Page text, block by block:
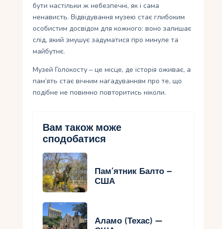
бути настільки ж небезпечні, як і сама
ненависть. Відвідування музею стає глибоким
особистим досвідом для кожного: воно залишає
слід, який змушує задуматися про минуле та
майбутнє.
Музей Голокосту – це місце, де історія оживає, а
пам’ять стає вічним нагадуванням про те, що
подібне не повинно повторитись ніколи.
Вам також може
сподобатися
Пам’ятник Балто –
США
Аламо (Техас) —